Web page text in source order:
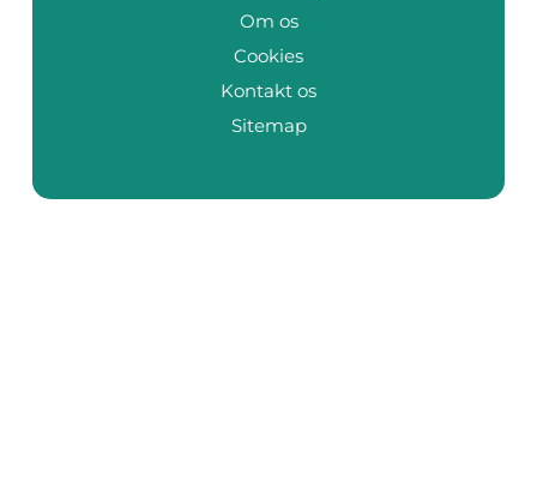
Om os
Cookies
Kontakt os
Sitemap